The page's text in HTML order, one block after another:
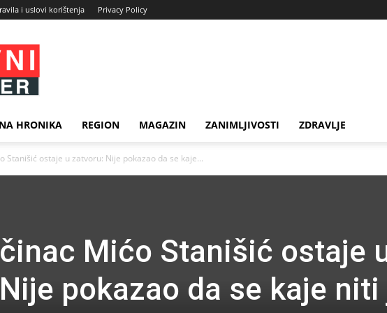
i uslovi korištenja Privacy Policy
HRONIKA REGION MAGAZIN ZANIMLJIVOSTI ZDRAVLJE
Stanišić ostaje u zatvoru: Nije pokazao da se kaje...
Mićo Stanišić ostaje
pokazao da se kaje niti